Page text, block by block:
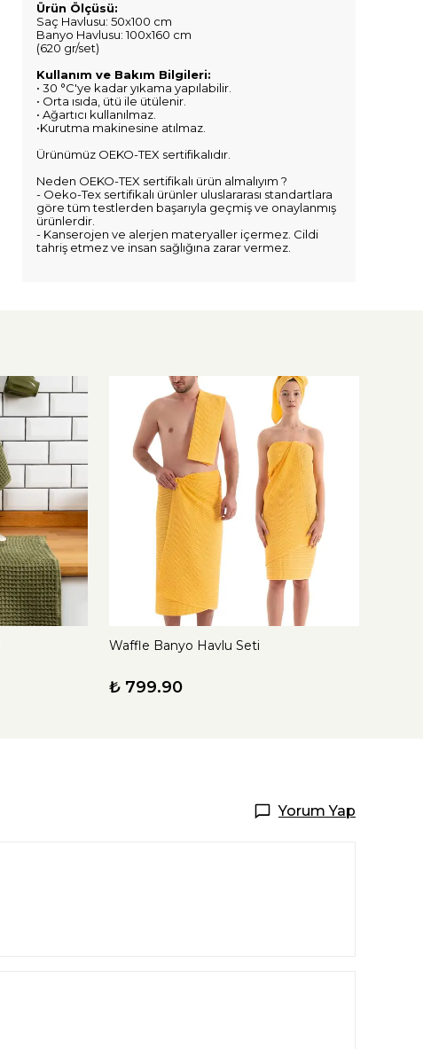
Ürün Ölçüsü:
Saç Havlusu: 50x100 cm
Banyo Havlusu: 100x160 cm
(620 gr/set)
Kullanım ve Bakım Bilgileri:
• 30 °C'ye kadar yıkama yapılabilir.
• Orta ısıda, ütü ile ütülenir.
• Ağartıcı kullanılmaz.
•Kurutma makinesine atılmaz.
Ürünümüz OEKO-TEX sertifikalıdır.
Neden OEKO-TEX sertifikalı ürün almalıyım ?
- Oeko-Tex sertifikalı ürünler uluslararası standartlara
göre tüm testlerden başarıyla geçmiş ve onaylanmış
ürünlerdir.
- Kanserojen ve alerjen materyaller içermez. Cildi
tahriş etmez ve insan sağlığına zarar vermez.
Waffle Banyo Havlu Seti
₺ 799.90
Yorum Yap